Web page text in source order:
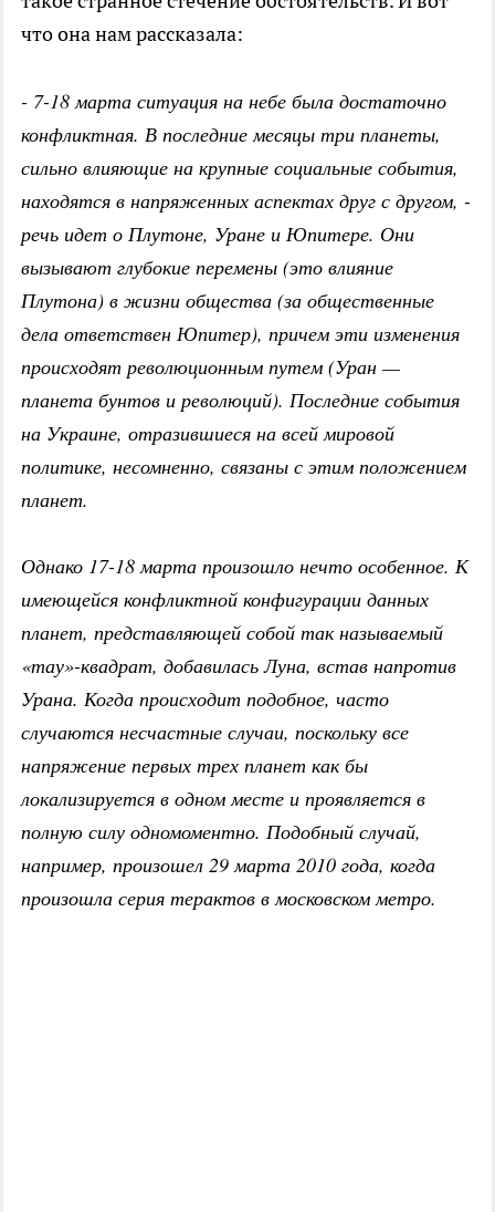
что она нам рассказала:
- 7-18 марта ситуация на небе была достаточно
конфликтная. В последние месяцы три планеты,
сильно влияющие на крупные социальные события,
находятся в напряженных аспектах друг с другом, -
речь идет о Плутоне, Уране и Юпитере. Они
вызывают глубокие перемены (это влияние
Плутона) в жизни общества (за общественные
дела ответствен Юпитер), причем эти изменения
происходят революционным путем (Уран —
планета бунтов и революций). Последние события
на Украине, отразившиеся на всей мировой
политике, несомненно, связаны с этим положением
планет.
Однако 17-18 марта произошло нечто особенное. К
имеющейся конфликтной конфигурации данных
планет, представляющей собой так называемый
«тау»-квадрат, добавилась Луна, встав напротив
Урана. Когда происходит подобное, часто
случаются несчастные случаи, поскольку все
напряжение первых трех планет как бы
локализируется в одном месте и проявляется в
полную силу одномоментно. Подобный случай,
например, произошел 29 марта 2010 года, когда
произошла серия терактов в московском метро.